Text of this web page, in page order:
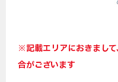
※記載エリアにおきまし
合がございます